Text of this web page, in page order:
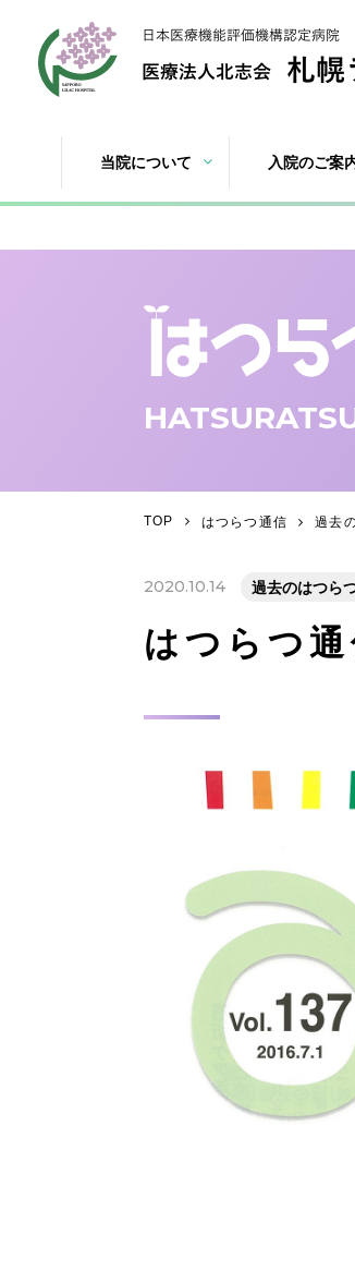
当院について 入院のご案
TOP はつらつ通信 過去
2020.10.14 過去のはつら
はつらつ